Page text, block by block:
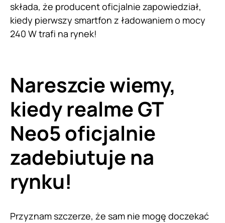
składa, że producent oficjalnie zapowiedział,
kiedy pierwszy smartfon z ładowaniem o mocy
240 W trafi na rynek!
Nareszcie wiemy,
kiedy realme GT
Neo5 oficjalnie
zadebiutuje na
rynku!
Przyznam szczerze, że sam nie mogę doczekać